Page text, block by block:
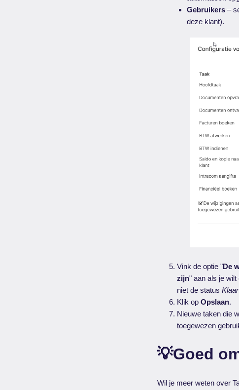
Gebruikers –
deze klant).
Vink de optie "De
zijn" aan als je
niet de statusKlaar
Klik opOpslaan.
Nieuwe taken die
toegewezen
💡Goed
Wil je meer weten over